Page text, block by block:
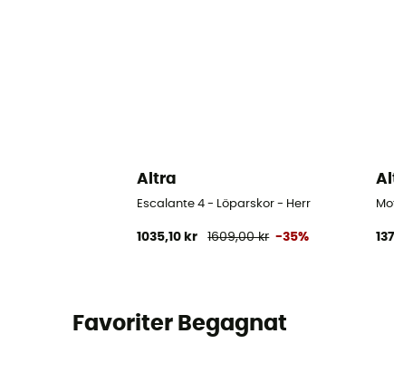
Altra
Escalante 4 - Löparskor - Herr
1035,10 kr 1609,00 kr -35%
Favoriter Begagnat